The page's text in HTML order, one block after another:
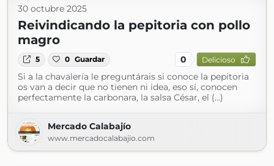
30 octubre 2025
Reivindicando la pepitoria con pollo
magro
5 0 Guardar 0 Delicioso
Si a la chavalería le preguntárais si conoce la pepitoria
os van a decir que no tienen ni idea, eso sí, conocen
perfectamente la carbonara, la salsa César, el (...)
Mercado Calabajío
www.mercadocalabajio.com